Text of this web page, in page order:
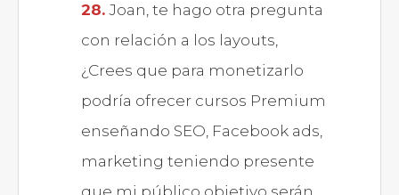
Joan, te hago otra pregunta
con relación a los layouts,
¿Crees que para monetizarlo
podría ofrecer cursos Premium
enseñando SEO, Facebook ads,
marketing teniendo presente